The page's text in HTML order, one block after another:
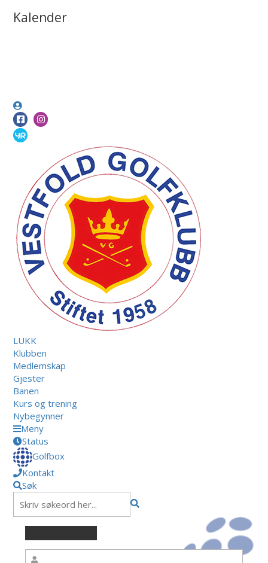
Kalender
LUKK
Klubben
Medlemskap
Gjester
Banen
Kurs og trening
Nybegynner
Meny
Status
Golfbox
Kontakt
Søk